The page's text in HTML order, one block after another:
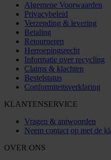
Algemene Voorwaarden
Privacybeleid
Verzending & levering
Betaling
Retourneren
Herroepingsrecht
Informatie over recycling
Claims & klachten
Bestelstatus
Conformiteitsverklaring
KLANTENSERVICE
Vragen & antwoorden
Neem contact op met de
OVER ONS